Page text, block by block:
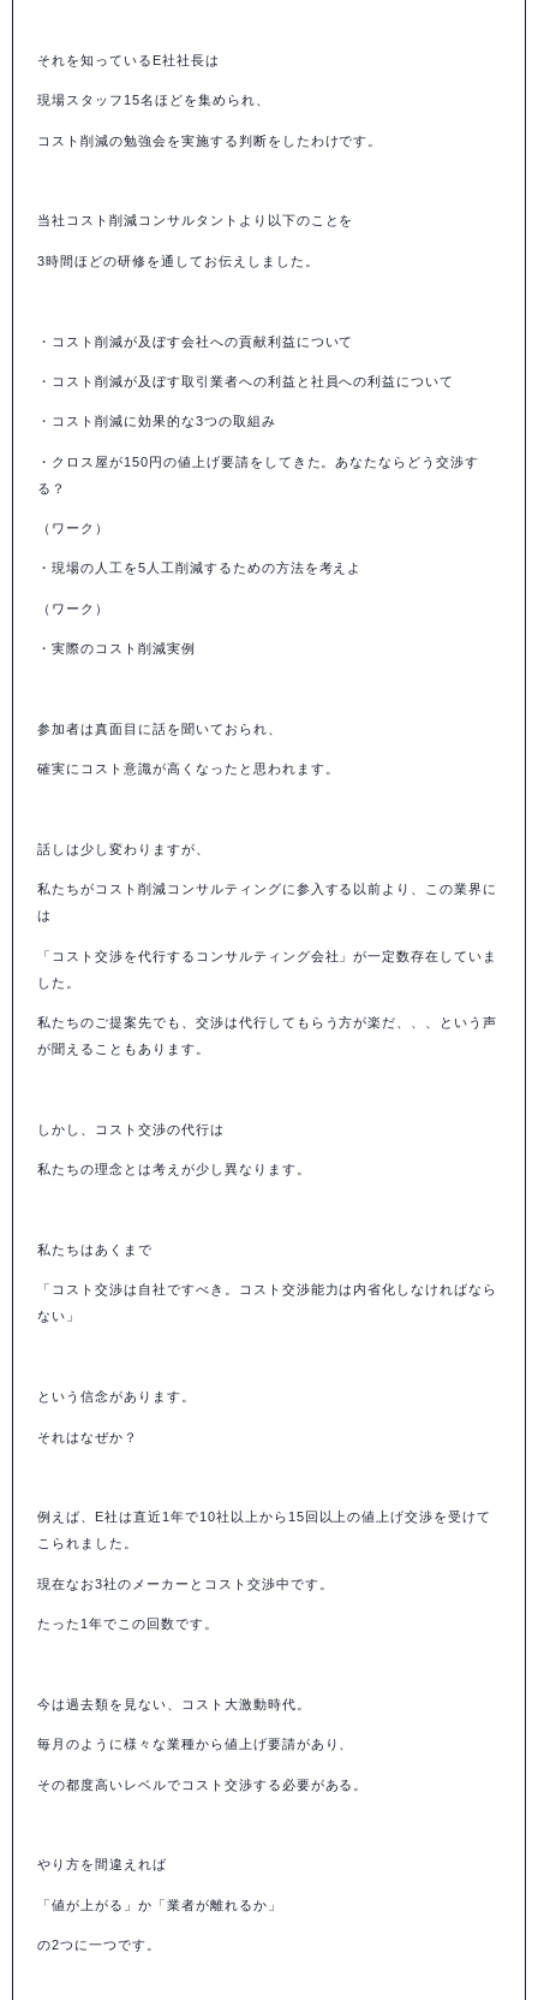
それを知っている E社社長は
現場スタッフ 15名ほどを集められ、
コスト削減の勉強会を実施する判断をしたわけです。
当社コスト削減コンサルタントより以下のことを
3時間ほどの研修を通してお伝えしました。
・コスト削減が及ぼす会社への貢献利益について
・コスト削減が及ぼす取引業者への利益と社員への利益について
・コスト削減に効果的な3つの取組み
・クロス屋が150円の値上げ要請をしてきた。あなたならどう交渉す
る？
（ワーク）
・現場の人工を5 人工削減するための方法を考えよ
（ワーク）
・実際のコスト削減実例
参加者は真面目に話を聞いておられ、
確実にコスト意識が高くなったと思われます。
話しは少し変わりますが、
私たちがコスト削減コンサルティングに参入する以前より、この業界に
は
「コスト交渉を代行するコンサルティング会社」が一定数存在していま
した。
私たちのご提案先でも、交渉は代行してもらう方が楽だ、、、という声
が聞えることもあります。
しかし、コスト交渉の代行は
私たちの理念とは考えが少し異なります。
私たちはあくまで
「コスト交渉は自社ですべき。コスト交渉能力は内省化しなければなら
ない」
という信念があります。
それはなぜか？
例えば、 E社は直近 1 年で10社以上から 15 回以上の値上げ交渉を受けて
こられました。
現在なお3社のメーカーとコスト交渉中です。
たった 1 年でこの回数です。
今は過去類を見ない、コスト大激動時代。
毎月のように様々な業種から値上げ要請があり、
その都度高いレベルでコスト交渉する必要がある。
やり方を間違えれば
「値が上がる」か「業者が離れるか」
の2つに一つです。